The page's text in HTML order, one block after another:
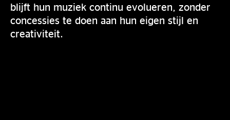
blijft hun muziek continu evolueren, zonder
concessies te doen aan hun eigen stijl en
creativiteit.